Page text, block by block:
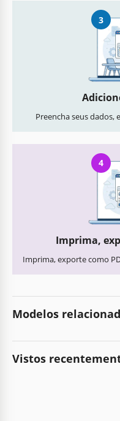
3
Preencha seus dados,
4
Imprima,
Imprima, exporte como
Modelos
Vistos